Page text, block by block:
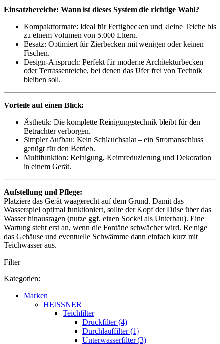
Einsatzbereiche: Wann ist dieses System die richtige Wahl?
Kompaktformate: Ideal für Fertigbecken und kleine Teiche bis
zu einem Volumen von 5.000 Litern.
Besatz: Optimiert für Zierbecken mit wenigen oder keinen
Fischen.
Design-Anspruch: Perfekt für moderne Architekturbecken
oder Terrassenteiche, bei denen das Ufer frei von Technik
bleiben soll.
Vorteile auf einen Blick:
Ästhetik: Die komplette Reinigungstechnik bleibt für den
Betrachter verborgen.
Simpler Aufbau: Kein Schlauchsalat – ein Stromanschluss
genügt für den Betrieb.
Multifunktion: Reinigung, Keimreduzierung und Dekoration
in einem Gerät.
Aufstellung und Pflege:
Platziere das Gerät waagerecht auf dem Grund. Damit das
Wasserspiel optimal funktioniert, sollte der Kopf der Düse über das
Wasser hinausragen (nutze ggf. einen Sockel als Unterbau). Eine
Wartung steht erst an, wenn die Fontäne schwächer wird. Reinige
das Gehäuse und eventuelle Schwämme dann einfach kurz mit
Teichwasser aus.
Filter
Kategorien:
Marken
HEISSNER
Teichfilter
Druckfilter (4)
Durchlauffilter (1)
Unterwasserfilter (3)